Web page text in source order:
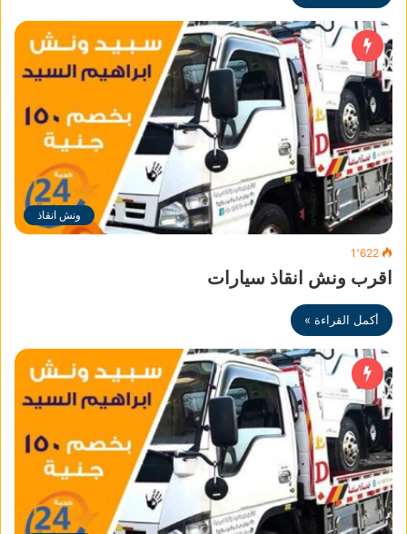
ونش انقاذ
1٬622
اقرب ونش انقاذ سيارات
أكمل القراءة »